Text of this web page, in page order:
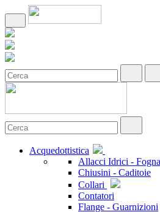
Acquedottistica
Allacci Idrici -
Chiusini - Caditoie
Collari
Contatori
Flange - Guarnizioni